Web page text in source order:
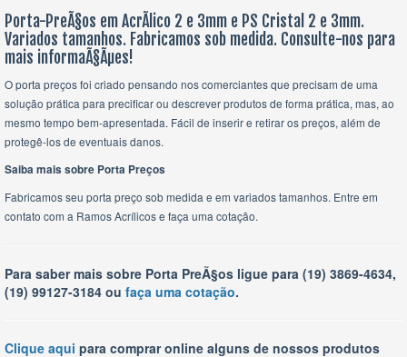
Porta-PreÃ§os em AcrÃ­lico 2 e 3mm e PS Cristal 2 e 3mm.
Variados tamanhos. Fabricamos sob medida. Consulte-nos para
mais informaÃ§Ãµes!
O porta preços foi criado pensando nos comerciantes que precisam de uma
solução prática para precificar ou descrever produtos de forma prática, mas, ao
mesmo tempo bem-apresentada. Fácil de inserir e retirar os preços, além de
protegê-los de eventuais danos.
Saiba mais sobre Porta Preços
Fabricamos seu porta preço sob medida e em variados tamanhos. Entre em
contato com a Ramos Acrílicos e faça uma cotação.
Para saber mais sobre Porta PreÃ§os ligue para (19) 3869-4634,
(19) 99127-3184 ou faça uma cotação.
Clique aqui para comprar online alguns de nossos produtos